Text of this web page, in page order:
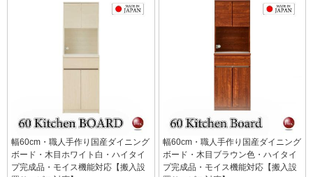
幅60cm・職人手作り国産ダイニング
ボード・木目ホワイト白・ハイタイ
プ完成品・モイス機能対応【搬入設
幅60cm・職人手作り国産ダイニング
ボード・木目ブラウン色・ハイタイ
プ完成品・モイス機能対応【搬入設